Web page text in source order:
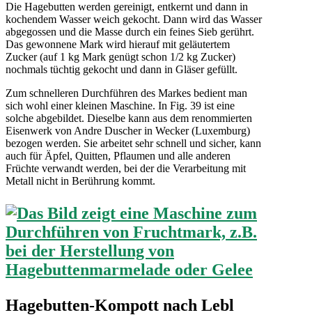
Die Hagebutten werden gereinigt, entkernt und dann in
kochendem Wasser weich gekocht. Dann wird das Wasser
abgegossen und die Masse durch ein feines Sieb gerührt.
Das gewonnene Mark wird hierauf mit geläutertem
Zucker (auf 1 kg Mark genügt schon 1/2 kg Zucker)
nochmals tüchtig gekocht und dann in Gläser gefüllt.
Zum schnelleren Durchführen des Markes bedient man
sich wohl einer kleinen Maschine. In Fig. 39 ist eine
solche abgebildet. Dieselbe kann aus dem renommierten
Eisenwerk von Andre Duscher in Wecker (Luxemburg)
bezogen werden. Sie arbeitet sehr schnell und sicher, kann
auch für Äpfel, Quitten, Pflaumen und alle anderen
Früchte verwandt werden, bei der die Verarbeitung mit
Metall nicht in Berührung kommt.
Hagebutten-Kompott nach Lebl